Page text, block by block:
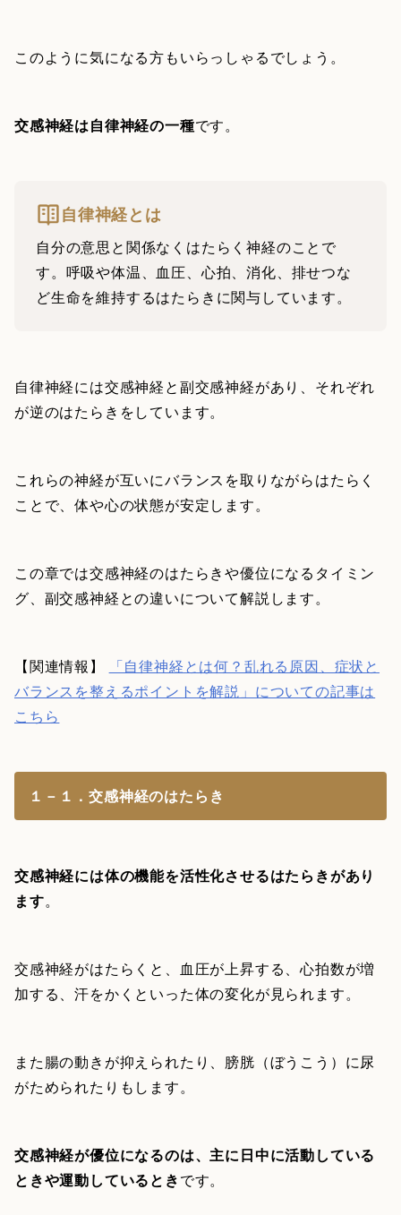
このように気になる方もいらっしゃるでしょう。
交感神経は自律神経の一種です。
自律神経とは
自分の意思と関係なくはたらく神経のことで
す。呼吸や体温、血圧、心拍、消化、排せつな
ど生命を維持するはたらきに関与しています。
自律神経には交感神経と副交感神経があり、それぞれ
が逆のはたらきをしています。
これらの神経が互いにバランスを取りながらはたらく
ことで、体や心の状態が安定します。
この章では交感神経のはたらきや優位になるタイミン
グ、副交感神経との違いについて解説します。
【関連情報】
「自律神経とは何？乱れる原因、症状と
バランスを整えるポイントを解説」についての記事は
こちら
１－１．交感神経のはたらき
交感神経には体の機能を活性化させるはたらきがあり
ます。
交感神経がはたらくと、血圧が上昇する、心拍数が増
加する、汗をかくといった体の変化が見られます。
また腸の動きが抑えられたり、膀胱（ぼうこう）に尿
がためられたりもします。
交感神経が優位になるのは、主に日中に活動している
ときや運動しているときです。